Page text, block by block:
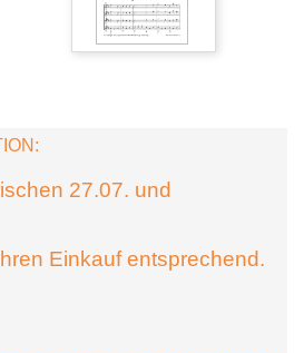
27.07. und
Einkauf entsprechend.